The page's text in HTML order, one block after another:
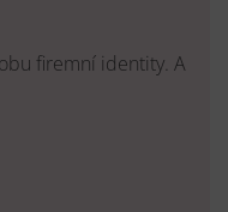
firemní identity. A